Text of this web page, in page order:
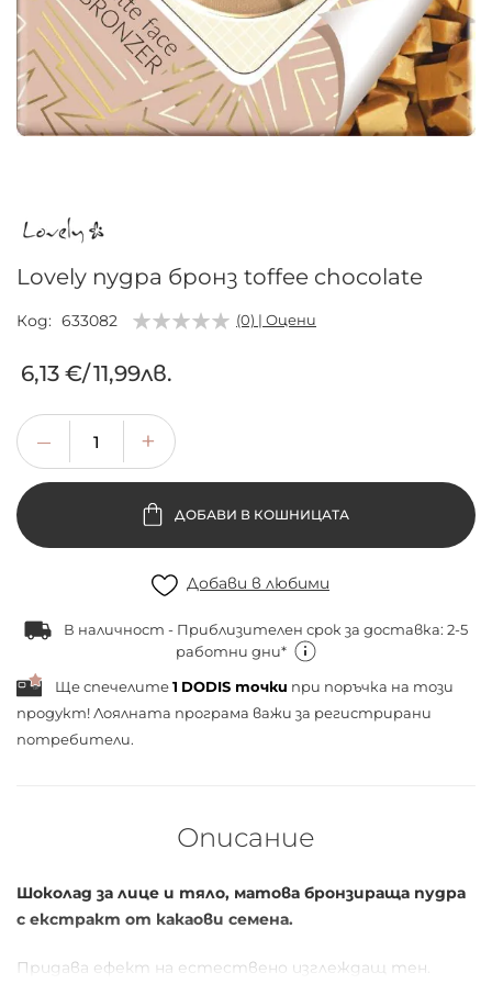
на
със
Lovely пудра бронз toffee chocolate
Код 633082 (0) | Оцени
6,13 €/11,99лв.
ДОБАВИ В КОШНИЦАТА
Добави в любими
В наличност - Приблизителен срок за доставка: 2-5
работни дни*
Ще спечелите1 DODIS точки при поръчка на този
продукт! Лоялната програма важи за регистрирани
потребители.
Описание
Шоколад за лице и тяло, матова бронзираща пудра
с екстракт от какаови семена.
Придава ефект на естествено изглеждащ тен.